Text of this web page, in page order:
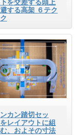
を交差する頭上
する高架 ６テク
ンカン踏切セッ
をレイアウトに組
、およその寸法